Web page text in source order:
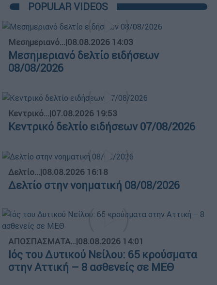
POPULAR VIDEOS
Μεσημεριανό...|08.08.2026 14:03
Μεσημεριανό δελτίο ειδήσεων
08/08/2026
Κεντρικό...|07.08.2026 19:53
Κεντρικό δελτίο ειδήσεων 07/08/2026
Δελτίο...|08.08.2026 16:18
Δελτίο στην νοηματική 08/08/2026
ΑΠΟΣΠΑΣΜΑΤΑ...|08.08.2026 14:01
Ιός του Δυτικού Νείλου: 65 κρούσματα
στην Αττική – 8 ασθενείς σε ΜΕΘ